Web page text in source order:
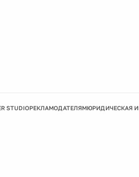
STUDIOРЕКЛАМОДАТЕЛЯМЮРИДИЧЕСКАЯ